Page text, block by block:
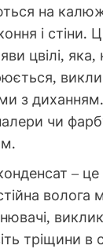
на
і стіни.
цвілі, яка,
з
чи
– це
волога
тріщини в